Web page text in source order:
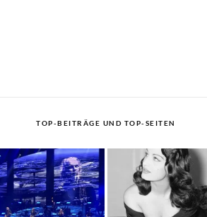
TOP-BEITRÄGE UND TOP-SEITEN